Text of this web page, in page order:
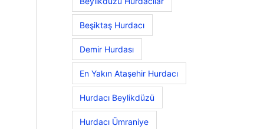
Beşiktaş Hurdacı
Demir Hurdası
En Yakın Ataşehir Hurdacı
Hurdacı Beylikdüzü
Hurdacı Ümraniye